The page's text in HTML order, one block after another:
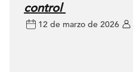
control
12 de marzo de 2026